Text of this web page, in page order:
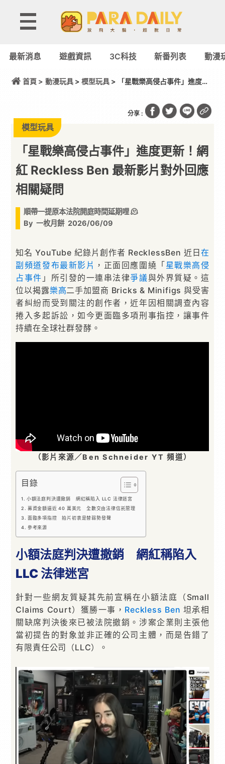
最新消息 遊戲資訊 3C科技 新番列表 動漫
首頁 > 動漫玩具> 模型玩具> 「星戰樂高侵占事件」進度更
分享 :
模型玩具
「星戰樂高侵占事件」進度更新！網
紅 Reckless Ben 最新影片對外回應
相關疑問
順帶一提原本法院開庭時間延期哩 🫠
By 一枚月餅 2026/06/09
知名 YouTube 紀錄片創作者 RecklessBen 近日在
副頻道發布最新影片 ，正面回應圍繞「星戰樂高侵
占事件 」所引發的一連串法律爭議與外界質疑。這
位以揭露樂高二手加盟商 Bricks & Minifigs 與受害
者糾紛而受到關注的創作者，近年因相關調查內容
捲入多起訴訟，如今更面臨多項刑事指控，讓事件
持續在全球社群發酵。
（影片來源／Ben Schneider YT 頻道）
目錄
小額法庭判決遭撤銷 網紅稱陷入 LLC 法律迷宮
募資金額逼近 40 萬美元 全數交由法律信託管理
面臨多項指控 拍片初衷是替弱勢發聲
參考來源
小額法庭判決遭撤銷 網紅稱陷入
LLC 法律迷宮
針對一些網友質疑其先前宣稱在小額法庭（Small
Claims Court）獲勝一事， Reckless Ben 坦承相
關缺席判決後來已被法院撤銷。涉案企業則主張他
當初提告的對象並非正確的公司主體，而是告錯了
有限責任公司（LLC）。